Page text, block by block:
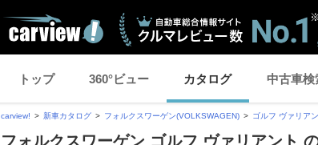
トップ 360°ビュー カタログ 中古車検
carview! 新車カタログ フォルクスワーゲン(VOLKSWAGEN) ゴルフ ヴァリア
フォルクスワーゲン ゴルフ ヴァリアント